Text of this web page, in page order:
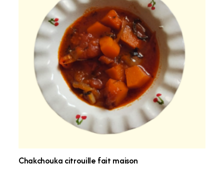
Chakchouka citrouille fait maison